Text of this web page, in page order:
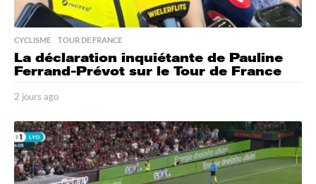
CYCLISME ,TOUR DE FRANCE
La déclaration inquiétante de Pauline
Ferrand-Prévot sur le Tour de France
2 jours ago
o
u
r
s
a